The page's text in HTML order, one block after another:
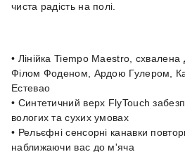
чиста радість на полі.
• Лінійка Tiempo Maestro,
Філом Фоденом, Ардою Гулером,
Естевао
• Синтетичний верх FlyTouch
вологих та сухих умовах
• Рельєфні сенсорні канавки
наближаючи вас до м'яча